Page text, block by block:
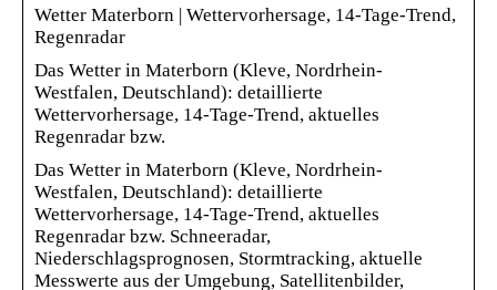
Wetter Materborn | Wettervorhersage, 14-Tage-Trend,
Regenradar
Das Wetter in Materborn (Kleve, Nordrhein-
Westfalen, Deutschland): detaillierte
Wettervorhersage, 14-Tage-Trend, aktuelles
Regenradar bzw.
Das Wetter in Materborn (Kleve, Nordrhein-
Westfalen, Deutschland): detaillierte
Wettervorhersage, 14-Tage-Trend, aktuelles
Regenradar bzw. Schneeradar,
Niederschlagsprognosen, Stormtracking, aktuelle
Messwerte aus der Umgebung, Satellitenbilder,